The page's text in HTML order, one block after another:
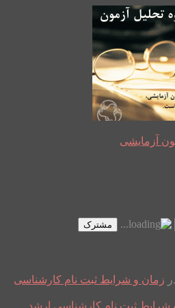
آزمایشی
مشترک
زمان و شرایط ثبت نام کارشناسی
شرایط ثبت نام کارشناسی ارشد